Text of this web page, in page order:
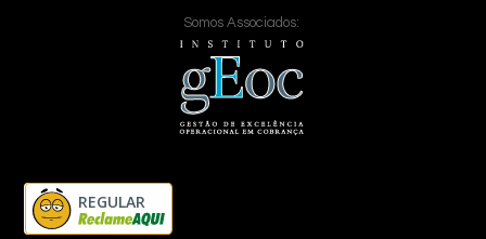
Somos Associados:
REGULAR